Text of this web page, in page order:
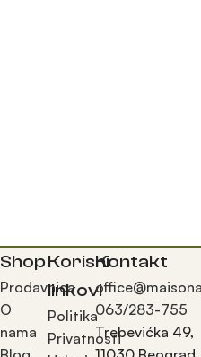
Shop
Prodavnica
O
nama
Korisni
linkovi
Politika
Privatnosti
Kontakt
063/283-755
Trebevićka 49,